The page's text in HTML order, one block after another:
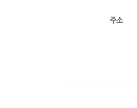
주소